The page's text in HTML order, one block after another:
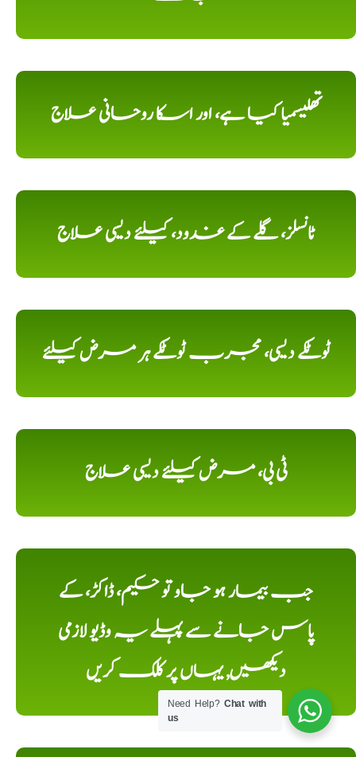
تھلیسمیا کیا ہے، اور اسکا روحانی علاج
ٹانسلز، گلے کے غدود، کیلئے دیسی علاج
ٹوٹکے دیسی، مجرب ٹوٹکے ہر مرض کیلئے
ٹی بی، مرض کیلئے دیسی علاج
جب بیمار ہو جاو تو حکیم، ڈاکڑ، کے
پاس جانے سے پہلے یہ وڈیو لازمی
دیکھیں, یہاں پر کلک کریں
Need Help?Chat with
us